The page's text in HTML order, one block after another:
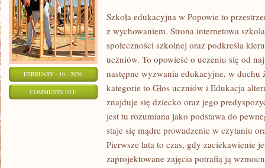
FEBRUARY - 10 - 2026
COMMENTS OFFON
PEDAGOGIKA
METODYKA
Szkoła edukacyjna w Popowie to
z wychowaniem. Strona internetowa
społeczności szkolnej oraz podkreśla
uczniów. To opowieść o uczeniu się od
następne wyzwania edukacyjne, w
kategorie to Głos uczniów i Edukacja
znajduje się dziecko oraz jego
jest tu rozumiana jako podstawa do
staje się mądre prowadzenie w czytaniu
Pierwsze lata to czas, gdy zaciekawienie
zaprojektowane zajęcia potrafią ją